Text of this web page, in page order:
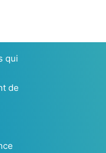
qui
de